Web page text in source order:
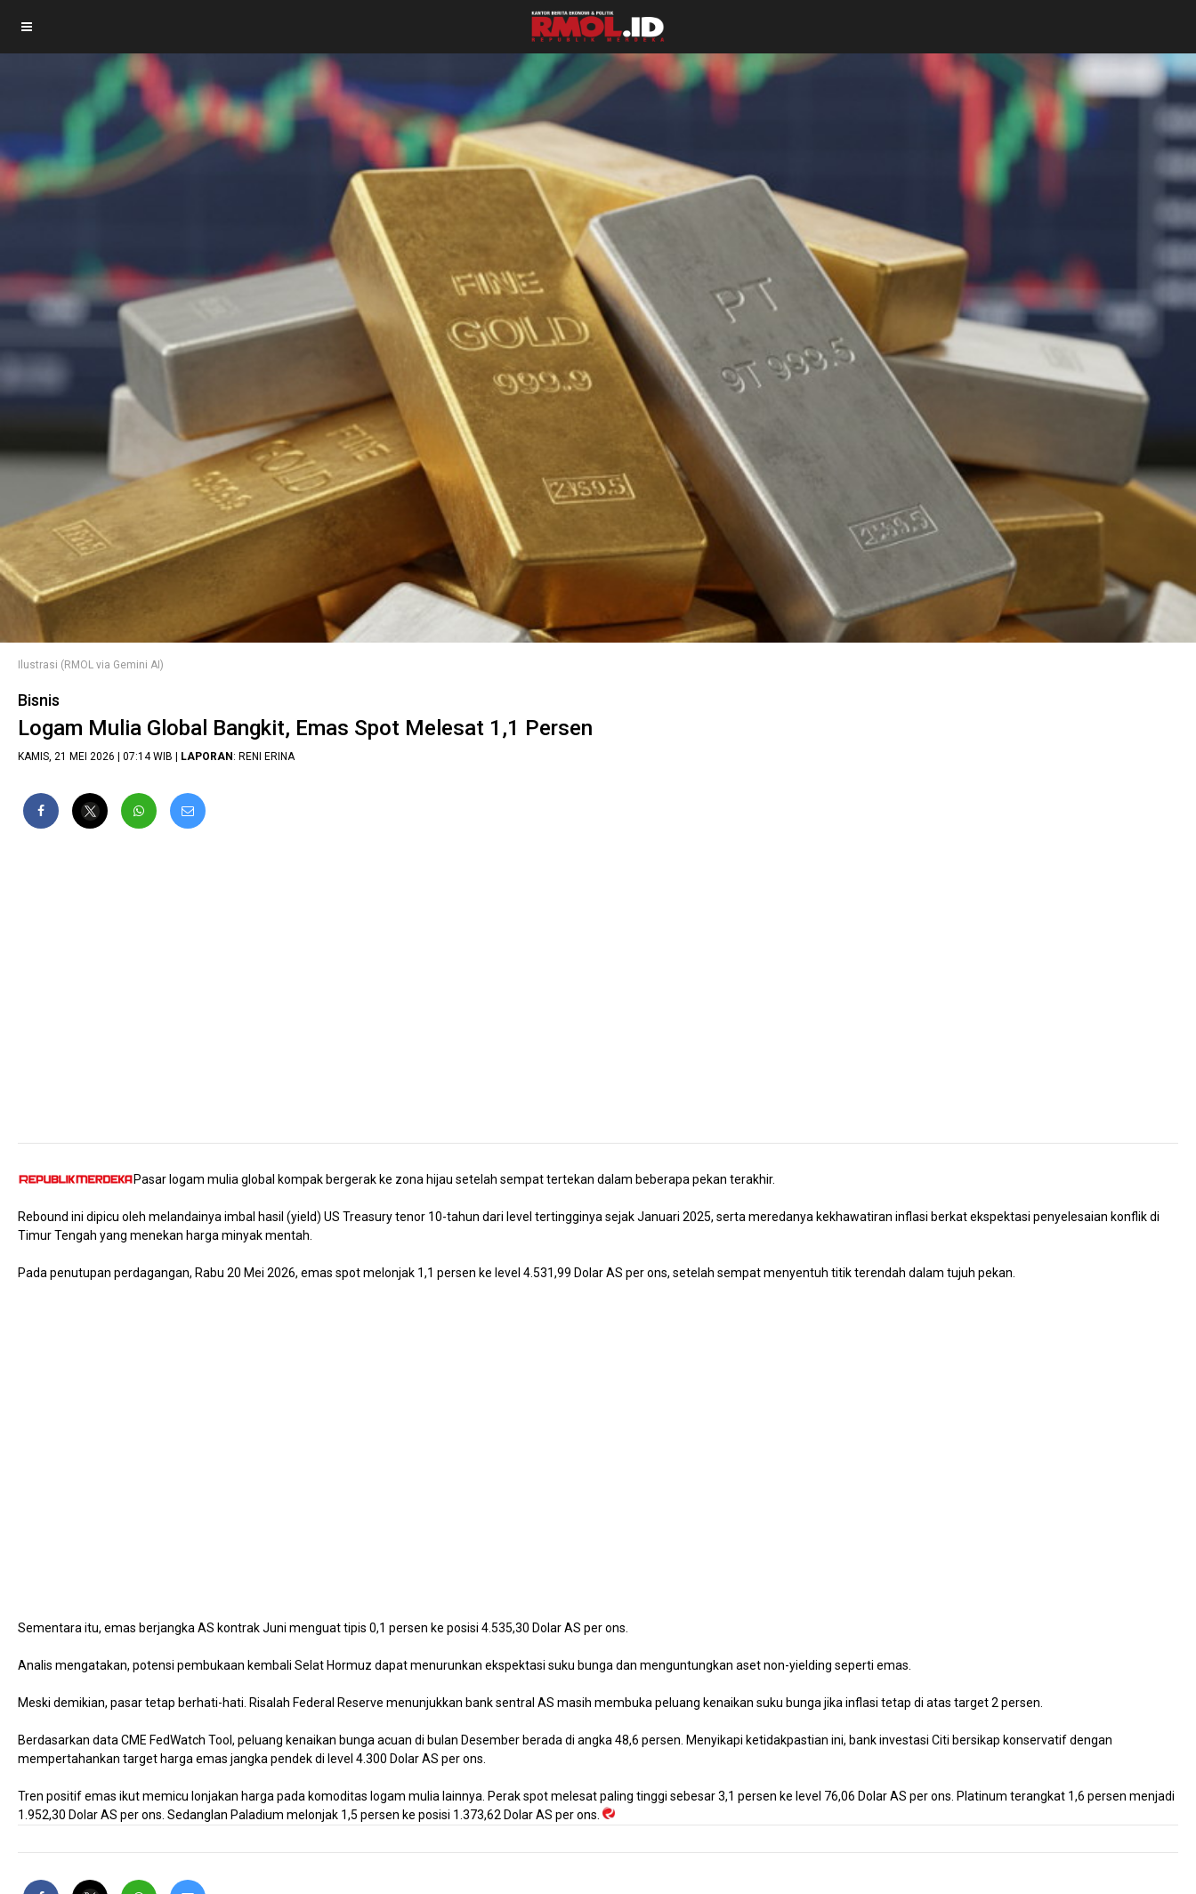
Ilustrasi (RMOL via Gemini AI)
Bisnis
Logam Mulia Global Bangkit, Emas Spot Melesat 1,1 Persen
KAMIS, 21 MEI 2026 | 07:14 WIB | LAPORAN: RENI ERINA
Pasar logam mulia global kompak bergerak ke zona hijau setelah sempat tertekan dalam beberapa pekan terakhir.
Rebound ini dipicu oleh melandainya imbal hasil (yield) US Treasury tenor 10-tahun dari level tertingginya sejak Januari 2025, serta meredanya kekhawatiran inflasi berkat ekspektasi penyelesaian konflik di
Timur Tengah yang menekan harga minyak mentah.
Pada penutupan perdagangan, Rabu 20 Mei 2026, emas spot melonjak 1,1 persen ke level 4.531,99 Dolar AS per ons, setelah sempat menyentuh titik terendah dalam tujuh pekan.
Sementara itu, emas berjangka AS kontrak Juni menguat tipis 0,1 persen ke posisi 4.535,30 Dolar AS per ons.
Analis mengatakan, potensi pembukaan kembali Selat Hormuz dapat menurunkan ekspektasi suku bunga dan menguntungkan aset non-yielding seperti emas.
Meski demikian, pasar tetap berhati-hati. Risalah Federal Reserve menunjukkan bank sentral AS masih membuka peluang kenaikan suku bunga jika inflasi tetap di atas target 2 persen.
Berdasarkan data CME FedWatch Tool, peluang kenaikan bunga acuan di bulan Desember berada di angka 48,6 persen. Menyikapi ketidakpastian ini, bank investasi Citi bersikap konservatif dengan
mempertahankan target harga emas jangka pendek di level 4.300 Dolar AS per ons.
Tren positif emas ikut memicu lonjakan harga pada komoditas logam mulia lainnya. Perak spot melesat paling tinggi sebesar 3,1 persen ke level 76,06 Dolar AS per ons. Platinum terangkat 1,6 persen menjadi
1.952,30 Dolar AS per ons. Sedanglan Paladium melonjak 1,5 persen ke posisi 1.373,62 Dolar AS per ons.